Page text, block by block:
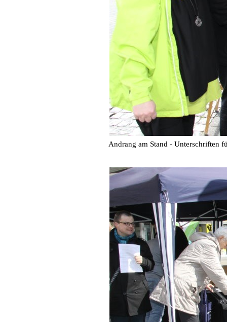
Andrang am Stand - Unterschriften